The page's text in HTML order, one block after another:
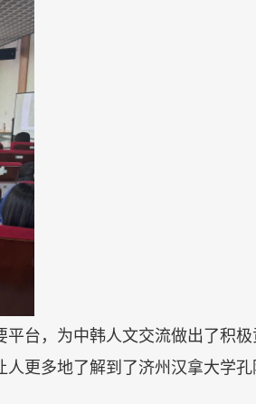
台，为中韩人文交流做出了积极
更多地了解到了济州汉拿大学孔